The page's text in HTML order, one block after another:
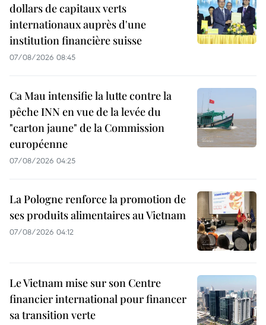
dollars de capitaux verts
internationaux auprès d'une
institution financière suisse
07/08/2026 08:45
Ca Mau intensifie la lutte contre la
pêche INN en vue de la levée du
"carton jaune" de la Commission
européenne
07/08/2026 04:25
La Pologne renforce la promotion de
ses produits alimentaires au Vietnam
07/08/2026 04:12
Le Vietnam mise sur son Centre
financier international pour financer
sa transition verte